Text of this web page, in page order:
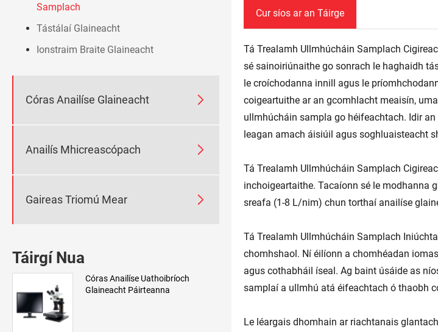
Samplach
Tástálaí Glaineacht
Ionstraim Braite Glaineacht
Córas Anailíse Glaineacht 
Anailís Mhicreascópach 
Gaireas Triomú Mear 
Táirgí Nua
Córas Anailíse Uathoibríoch
Glaineacht Páirteanna
Cur síos ar an Táirge
Tá Trealamh Ullmhúcháin Samplach
sé sainoiriúnaithe go sonrach le haghaidh
le croíchodanna innill agus le
coigeartuithe ar an gcomhlacht meaisín,
ullmhúcháin sampla go héifeachtach. Idir
leagan amach áisiúil agus soghluaisteacht
Tá Trealamh Ullmhúcháin Samplach
inchoigeartaithe. Tacaíonn sé le modhanna
sreafa (1-8 L/nim) chun torthaí anailíse
Tá Trealamh Ullmhúcháin Samplach
chomhshaol. Ní éilíonn a chomhéadan
agus cothabháil íseal. Ag baint úsáide as
samplaí a ullmhú atá éifeachtach ó thaobh
Le léargais dhomhain ar riachtanais